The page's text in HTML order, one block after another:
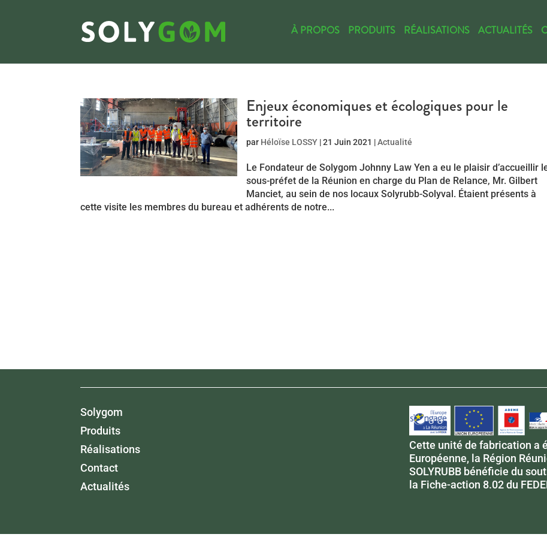
À PROPOS PRODUITS RÉALISATIONS ACTUALITÉS
Enjeux économiques et écologiques pour le
territoire
par Héloïse LOSSY|21 Juin 2021 |Actualité
Le Fondateur de Solygom Johnny Law Yen a eu le plaisir d’accueillir
sous-préfet de la Réunion en charge du Plan de Relance, Mr. Gilbert
Manciet, au sein de nos locaux Solyrubb-Solyval. Étaient présents à
cette visite les membres du bureau et adhérents de notre...
Solygom
Produits
Réalisations
Contact
Actualités
Cette unité de fabrication a
Européenne, la Région
SOLYRUBB bénéficie du
la Fiche-action 8.02 du